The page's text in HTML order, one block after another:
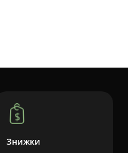
Знижки